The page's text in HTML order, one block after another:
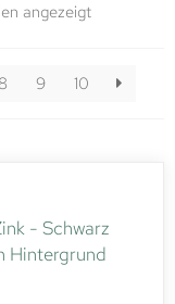
angezeigt
8 9 10